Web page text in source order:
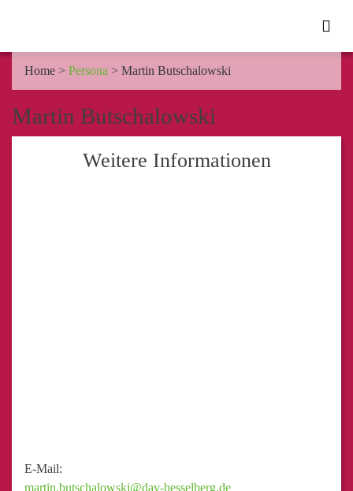
Home > Persona > Martin Butschalowski
Martin Butschalowski
Weitere Informationen
E-Mail:
martin.butschalowski@dav-hesselberg.de